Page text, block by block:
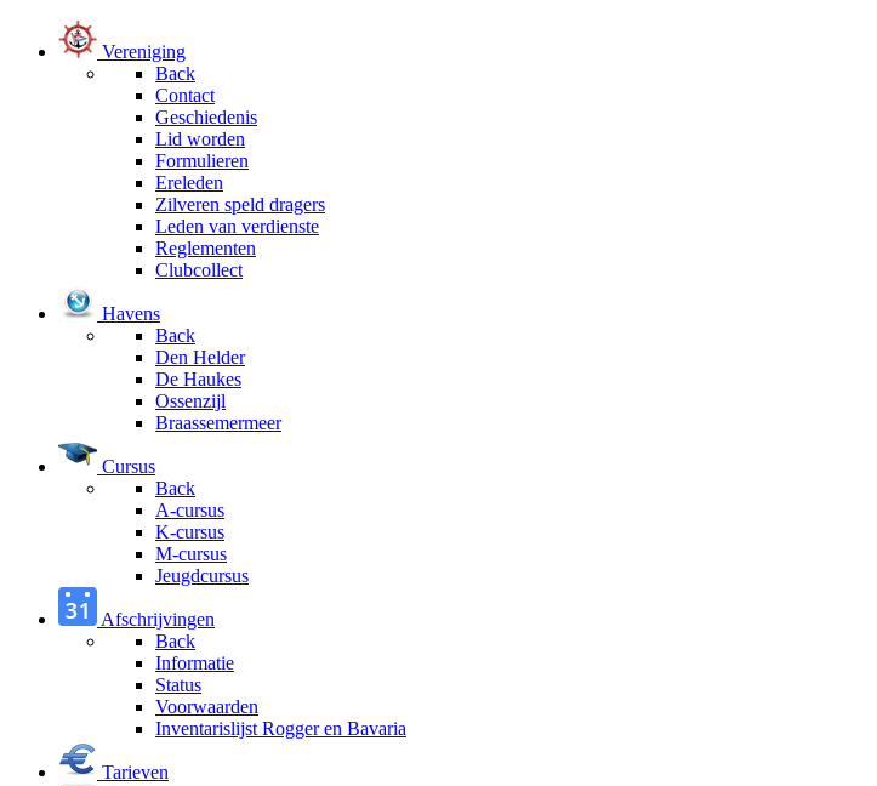
Vereniging
Back
Contact
Geschiedenis
Lid worden
Formulieren
Ereleden
Zilveren speld dragers
Leden van verdienste
Reglementen
Clubcollect
Havens
Back
Den Helder
De Haukes
Ossenzijl
Braassemermeer
Cursus
Back
A-cursus
K-cursus
M-cursus
Jeugdcursus
Afschrijvingen
Back
Informatie
Status
Voorwaarden
Inventarislijst Rogger en Bavaria
Tarieven